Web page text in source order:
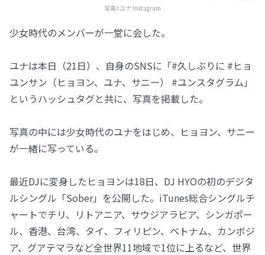
写真=ユナ Instagram
少女時代のメンバーが一堂に会した。
ユナは本日（21日）、自身のSNSに「#久しぶりに #ヒョ
ユンサン（ヒョヨン、ユナ、サニー） #ユンスタグラム」
というハッシュタグと共に、写真を掲載した。
写真の中には少女時代のユナをはじめ、ヒョヨン、サニー
が一緒に写っている。
最近DJに変身したヒョヨンは18日、DJ HYOの初のデジタ
ルシングル「Sober」を公開した。iTunes総合シングルチ
ャートでチリ、リトアニア、サウジアラビア、シンガポー
ル、香港、台湾、タイ、フィリピン、ベトナム、カンボジ
ア、グアテマラなど全世界11地域で1位に上るなど、世界